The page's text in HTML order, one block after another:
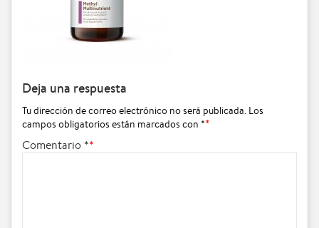
Deja una respuesta
Tu dirección de correo electrónico no será publicada. Los
campos obligatorios están marcados con *
Comentario *